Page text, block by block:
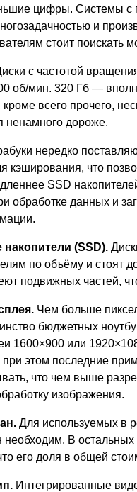
цифры. Системы с
и
стоит поискать
с частотой
об/мин. 320 Гб —
всего прочего,
ненамного дороже.
нередко
кэширования, что
SSD
обработке данных и
(SSD).
по объёму и стоят
подвижных частей,
Чем больше
бюджетных
1600×900 или
при этом последние
что чем выше
изображения.
Для используемых в
необходим. В
его доля в общей
Интегрированные